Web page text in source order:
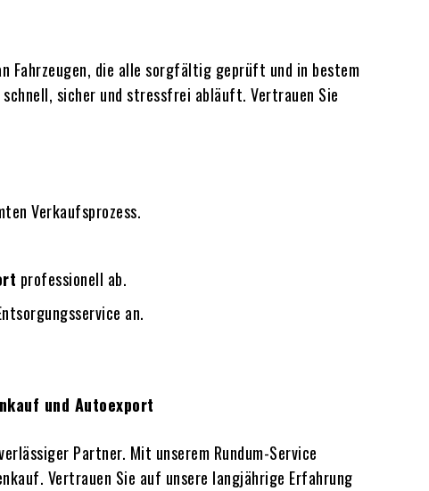
Fahrzeugen, die alle sorgfältig geprüft und in bestem
sicher und stressfrei abläuft. Vertrauen Sie
Verkaufsprozess.
professionell ab.
an.
und Autoexport
Partner. Mit unserem Rundum-Service
Vertrauen Sie auf unsere langjährige Erfahrung